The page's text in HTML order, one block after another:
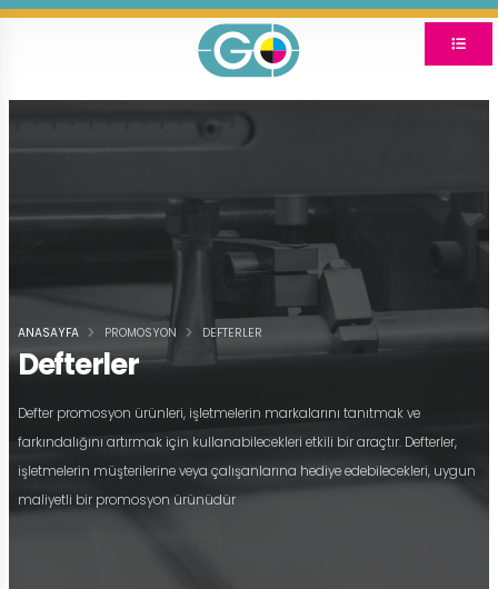
Defterler
Defter promosyon ürünleri, işletmelerin markalarını tanıtmak ve
farkındalığını artırmak için kullanabilecekleri etkili bir araçtır. Defterler,
işletmelerin müşterilerine veya çalışanlarına hediye edebilecekleri, uygun
maliyetli bir promosyon ürünüdür
ANASAYFA PROMOSYON DEFTERLER